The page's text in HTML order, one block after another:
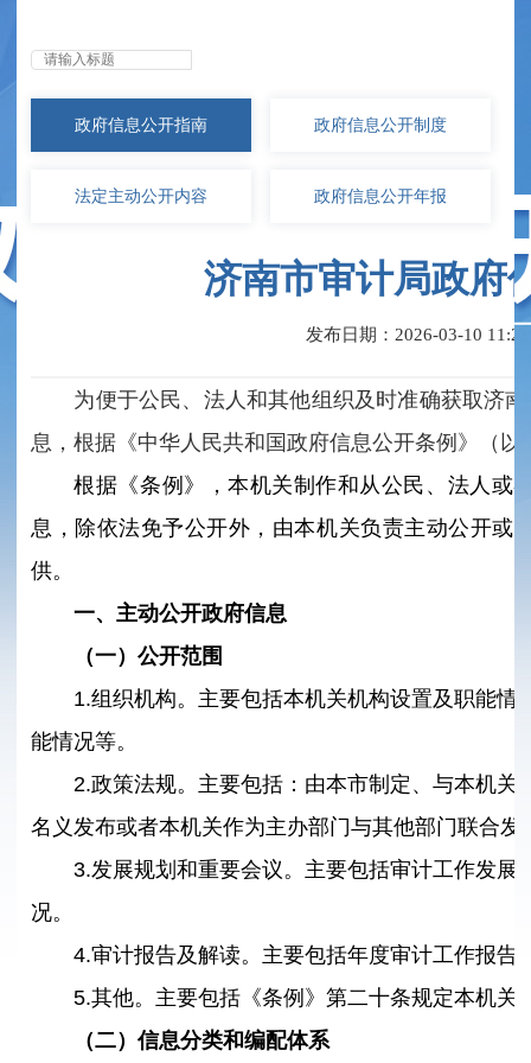
政府信息公开指南 政府信息公开制度
法定主动公开内容 政府信息公开年报
济南市审计局政府
发布日期：2026-03-10 11:29
为便于公民、法人和其他组织及时准确获取济
息，根据《中华人民共和国政府信息公开条例》（
根据《条例》，本机关制作和从公民、法人或
息，除依法免予公开外，由本机关负责主动公开或
供。
一、主动公开政府信息
（一）公开范围
1.组织机构。主要包括本机关机构设置及职能
能情况等。
2.政策法规。主要包括：由本市制定、与本机
名义发布或者本机关作为主办部门与其他部门联合发
3.发展规划和重要会议。主要包括审计工作发展
况。
4.审计报告及解读。主要包括年度审计工作报告
5.其他。主要包括《条例》第二十条规定本机关
（二）信息分类和编配体系